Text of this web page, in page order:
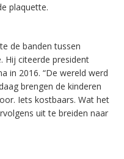
plaquette.
de banden tussen
Hij citeerde president
in 2016. “De wereld werd
brengen de kinderen
Iets kostbaars. Wat het
uit te breiden naar